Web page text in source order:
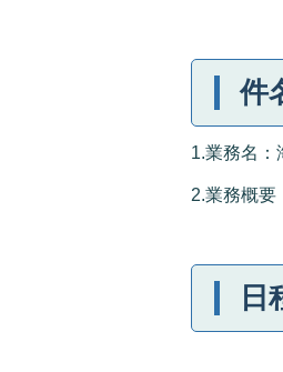
件
1.業務名：
2.業務概要
日